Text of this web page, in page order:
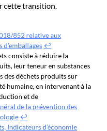
cette transition.
852 relative aux
d’emballages ↩︎
consiste à réduire la
leur teneur en substances
des déchets produits sur
humaine, en intervenant à la
et de
de la prévention des
↩︎
Indicateurs d’économie